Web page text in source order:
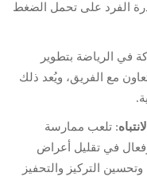
الفرد على تحمل الضغط
في الرياضة بتطوير
مع الفريق، ويُعد ذلك
: تلعب ممارسة
في تقليل أعراض
التركيز والتحفيز